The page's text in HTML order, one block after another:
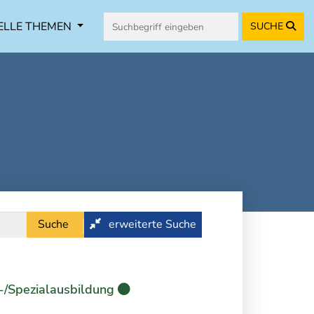
THEMEN SUCHE
Suche erweiterte Suche
Spezialausbildung